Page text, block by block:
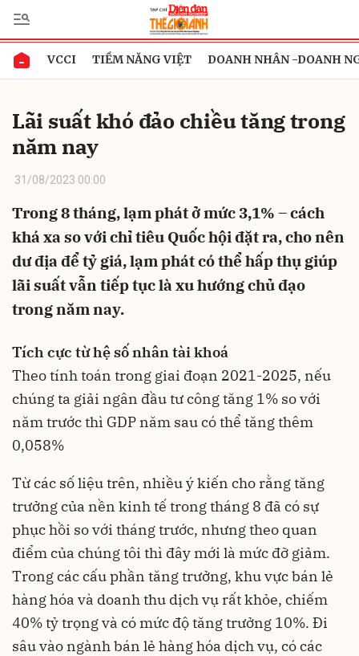
VCCI TIỀM NĂNG VIỆT DOANH NHÂN -DOANH
Lãi suất khó đảo chiều tăng trong
năm nay
31/08/2023 00:00
Trong 8 tháng, lạm phát ở mức 3,1% – cách
khá xa so với chỉ tiêu Quốc hội đặt ra, cho nên
dư địa để tỷ giá, lạm phát có thể hấp thụ giúp
lãi suất vẫn tiếp tục là xu hướng chủ đạo
trong năm nay.
Tích cực từ hệ số nhân tài khoá
Theo tính toán trong giai đoạn 2021-2025, nếu
chúng ta giải ngân đầu tư công tăng 1% so với
năm trước thì GDP năm sau có thể tăng thêm
0,058%
Từ các số liệu trên, nhiều ý kiến cho rằng tăng
trưởng của nền kinh tế trong tháng 8 đã có sự
phục hồi so với tháng trước, nhưng theo quan
điểm của chúng tôi thì đây mới là mức đỡ giảm.
Trong các cấu phần tăng trưởng, khu vực bán lẻ
hàng hóa và doanh thu dịch vụ rất khỏe, chiếm
40% tỷ trọng và có mức độ tăng trưởng 10%. Đi
sâu vào ngành bán lẻ hàng hóa dịch vụ, có các
Gửi bình luận
Hủy Gửi